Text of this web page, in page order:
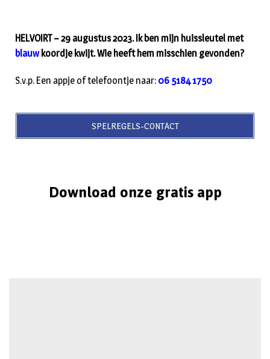
HELVOIRT – 29 augustus 2023. Ik ben mijn huissleutel met
blauwkoordje kwijt. Wie heeft hem misschien gevonden?
S.v.p. Een appje of telefoontje naar: 06 5184 1750
SPELREGELS-CONTACT
Download onze gratis app